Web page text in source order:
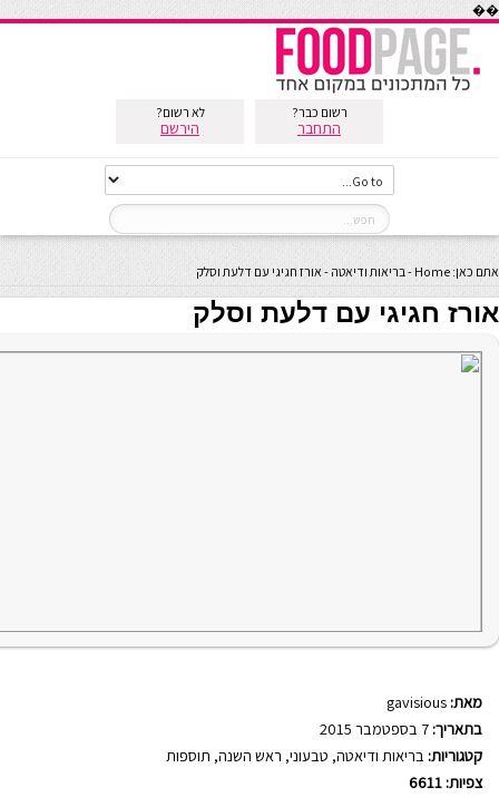
��
רשום כבר?
התחבר
לא רשום?
הירשם
אתם כאן: Home
-בריאות ודיאטה - אורז חגיגי עם דלעת וסלק
אורז חגיגי עם דלעת וסלק
מאת: gavisious
בתאריך:
קטגוריות: בריאות ודיאטה, טבעוני, ראש השנה, תוספות
צפיות: 6611